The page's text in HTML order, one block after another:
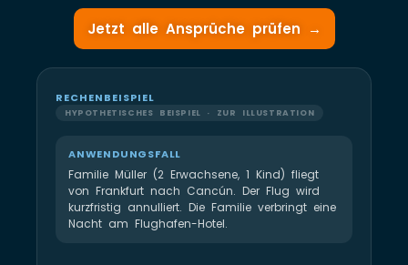
Jetzt alle Ansprüche prüfen →
RECHENBEISPIEL
HYPOTHETISCHES BEISPIEL · ZUR ILLUSTRATION
ANWENDUNGSFALL
Familie Müller (2 Erwachsene, 1 Kind) fliegt
von Frankfurt nach Cancún. Der Flug wird
kurzfristig annulliert. Die Familie verbringt eine
Nacht am Flughafen-Hotel.